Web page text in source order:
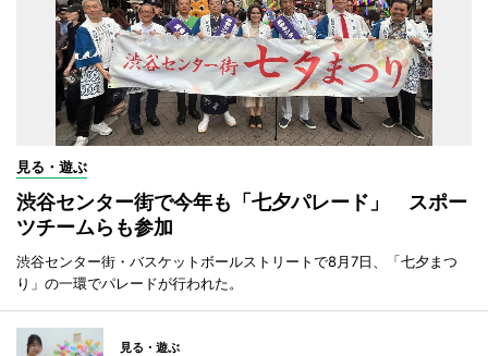
見る・遊ぶ
渋谷センター街で今年も「七夕パレード」 スポー
ツチームらも参加
渋谷センター街・バスケットボールストリートで8月7日、「七夕まつ
り」の一環でパレードが行われた。
見る・遊ぶ